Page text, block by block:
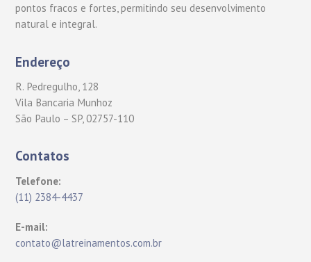
pontos fracos e fortes, permitindo seu desenvolvimento
natural e integral.
Endereço
R. Pedregulho, 128
Vila Bancaria Munhoz
São Paulo – SP, 02757-110
Contatos
Telefone:
(11) 2384-4437
E-mail:
contato@latreinamentos.com.br